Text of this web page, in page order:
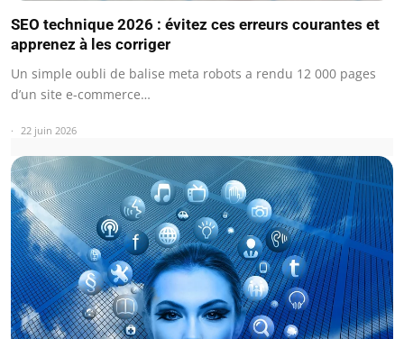
SEO technique 2026 : évitez ces erreurs courantes et
apprenez à les corriger
Un simple oubli de balise meta robots a rendu 12 000 pages
d’un site e-commerce…
22 juin 2026